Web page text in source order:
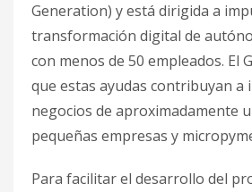
Generation) y está dirigida a
transformación digital de
con menos de 50 empleados. El
que estas ayudas contribuyan a
negocios de aproximadamente
pequeñas empresas y
Para facilitar el desarrollo del